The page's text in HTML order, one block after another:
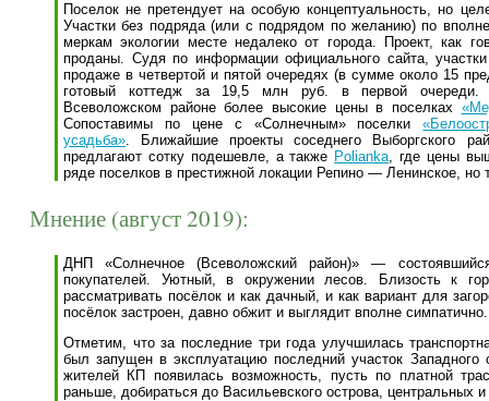
Поселок не претендует на особую концептуальность, но
Участки без подряда (или с подрядом по желанию) по
меркам экологии месте недалеко от города. Проект, как
проданы. Судя по информации официального сайта,
продаже в четвертой и пятой очередях (в сумме около 15
готовый коттедж за 19,5 млн руб. в первой очереди.
Всеволожском районе более высокие цены в поселках
Сопоставимы по цене с «Солнечным» поселки
усадьба». Ближайшие проекты соседнего Выборгского
предлагают сотку подешевле, а также Polianka, где цены
ряде поселков в престижной локации Репино — Ленинское,
Мнение (август 2019):
ДНП «Солнечное (Всеволожский район)» —
покупателей. Уютный, в окружении лесов. Близость к
рассматривать посёлок и как дачный, и как вариант для
посёлок застроен, давно обжит и выглядит вполне симпатично.
Отметим, что за последние три года улучшилась
был запущен в эксплуатацию последний участок Западного
жителей КП появилась возможность, пусть по платной
раньше, добираться до Васильевского острова, центральных